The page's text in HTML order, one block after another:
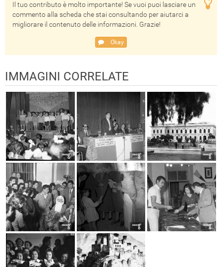
Il tuo contributo è molto importante! Se vuoi puoi lasciare un
commento alla scheda che stai consultando per aiutarci a
migliorare il contenuto delle informazioni. Grazie!
Okay
IMMAGINI CORRELATE